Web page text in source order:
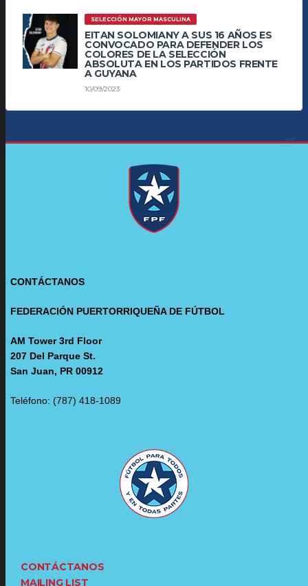
SELECCIÓN MAYOR MASCULINA
EITAN SOLOMIANY A SUS 16 AÑOS ES
CONVOCADO PARA DEFENDER LOS
COLORES DE LA SELECCIÓN
ABSOLUTA EN LOS PARTIDOS FRENTE
A GUYANA
10/09/2023
CONTÁCTANOS
FEDERACIÓN PUERTORRIQUEÑA DE FÚTBOL
AM Tower 3rd Floor
207 Del Parque St.
San Juan, PR 00912
Teléfono: (787) 418-1089
CONTÁCTANOS
MAILING LIST